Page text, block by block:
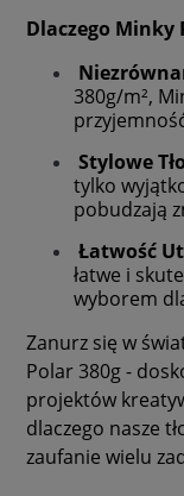
Dlaczego Minky
380g/m²,
Stylowe
tylko
pobudzają
Łatwość
łatwe i
wyborem
Zanurz się w
Polar 380g -
projektów
dlaczego nasze
zaufanie wielu